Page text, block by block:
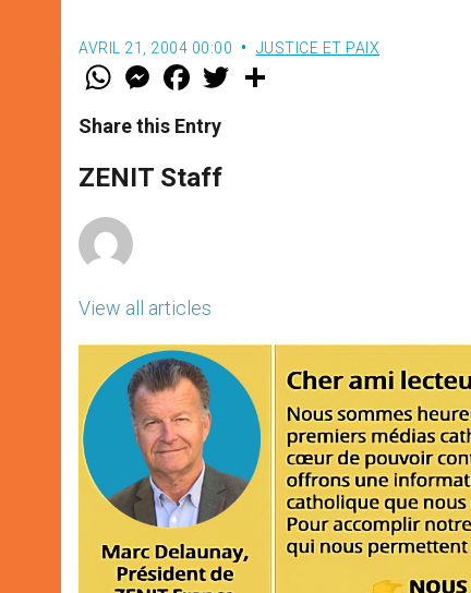
AVRIL 21, 2004 00:00 JUSTICE ET PAIX
W
t
s
p
p
M
e
s
e
g
e
F
a
e
b
o
k
w
Share this Entry
ZENIT Staff
View all articles